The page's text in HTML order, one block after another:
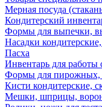
Мерная посуда
Кондитерский
Формы для выпечки,
Насадки
Пасха
Инвентарь для
Формы для пирожных,
Кисти кондитерские,
Мешки, шприцы,